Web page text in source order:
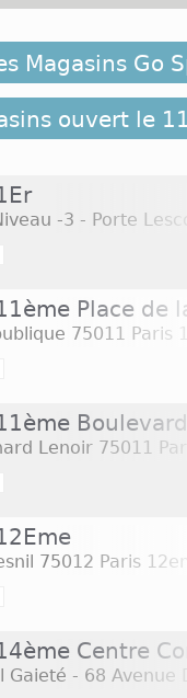
ici,
de l'enseigne
Go Sport
Magasins Go
ouvert le
-3 - Porte
Place de
75011 Paris
Lenoir 75011
75012 Paris
Centre
Gaieté - 68 Avenue